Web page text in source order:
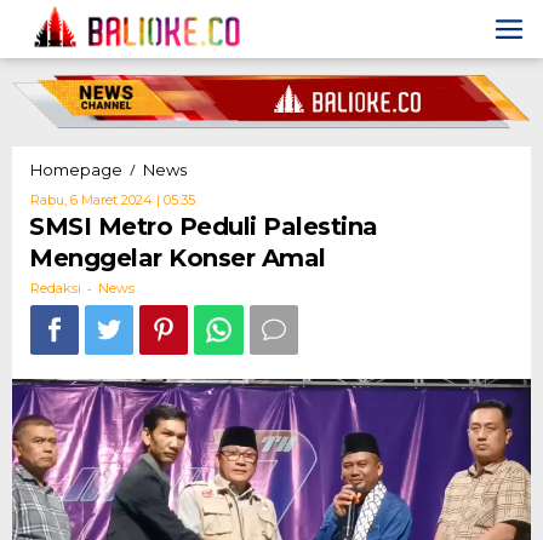
content
Homepage / NewsSMSI
Metro
Peduli
Palestina
Menggelar
Rabu, 6 Maret 2024 | 05:35Oleh
Redaksi
SMSI Metro Peduli Palestina
Menggelar Konser Amal
Redaksi - News